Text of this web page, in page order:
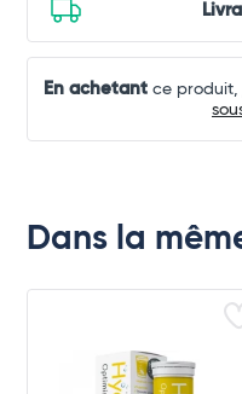
En achetantce produit,
Dans la